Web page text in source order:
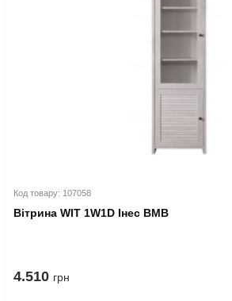
Код товару: 107058
Вітрина WIT 1W1D Інес ВМВ
4.510 грн